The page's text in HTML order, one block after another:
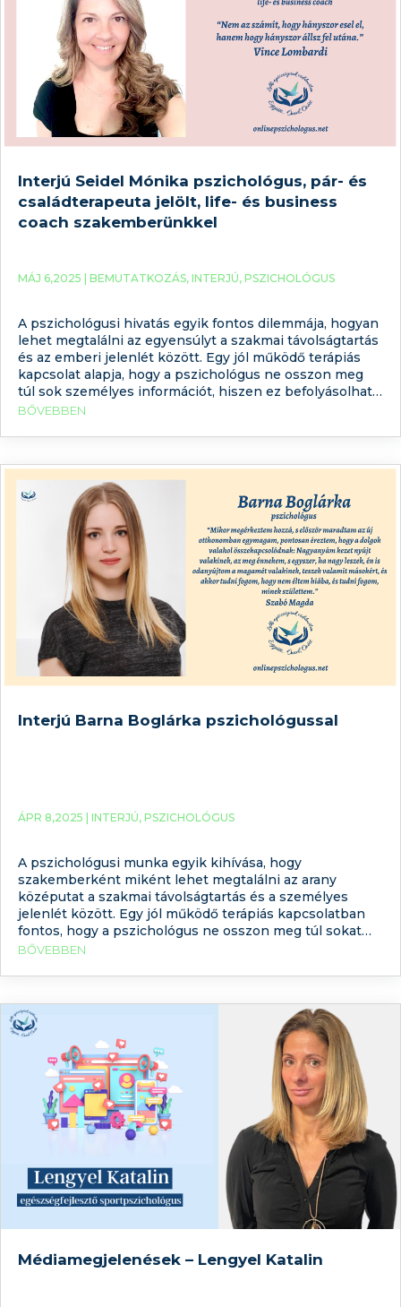
Interjú Seidel Mónika pszichológus, pár- és
családterapeuta jelölt, life- és business
coach szakemberünkkel
MÁJ 6,2025 | BEMUTATKOZÁS, INTERJÚ, PSZICHOLÓGUS
A pszichológusi hivatás egyik fontos dilemmája, hogyan
lehet megtalálni az egyensúlyt a szakmai távolságtartás
és az emberi jelenlét között. Egy jól működő terápiás
kapcsolat alapja, hogy a pszichológus ne osszon meg
túl sok személyes információt, hiszen ez befolyásolhatja
a kliens élményeit, reakcióit, esetleges döntéseit.
keresnek, hasznos lehet, ha valamennyire
BŐVEBBEN
Interjú Barna Boglárka pszichológussal
ÁPR 8,2025 | INTERJÚ, PSZICHOLÓGUS
A pszichológusi munka egyik kihívása, hogy
szakemberként miként lehet megtalálni az arany
középutat a szakmai távolságtartás és a személyes
jelenlét között. Egy jól működő terápiás kapcsolatban
fontos, hogy a pszichológus ne osszon meg túl sokat
önmagáról, hiszen ez befolyásolhatja a kliens élményeit,
BŐVEBBEN
Médiamegjelenések – Lengyel Katalin